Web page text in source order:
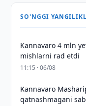
SO'NGGI
Kannavaro 4 mln
mishlarni rad etdi
11:15 · 06/08
Kannavaro
qatnashmagani